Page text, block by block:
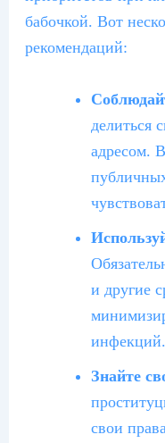
бабочкой. Вот
рекомендаций:
делиться
адресом.
и другие
инфекций.
Знайте
свои